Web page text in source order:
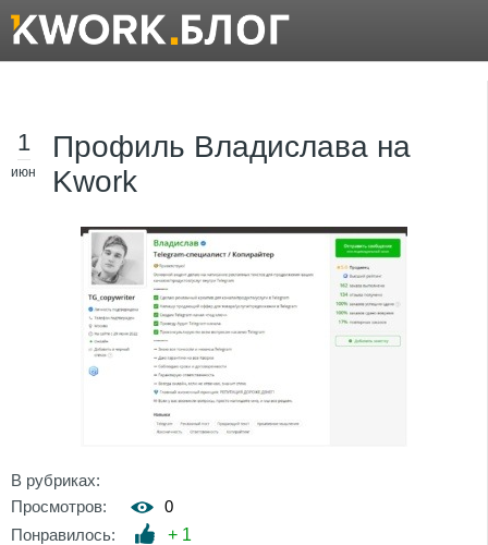
1
июн
Профиль Владислава на
Kwork
В рубриках:
Просмотров:
0
Понравилось:
+ 1